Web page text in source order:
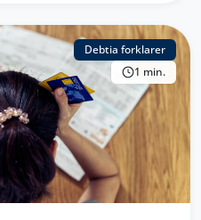
Debtia forklarer
1 min.